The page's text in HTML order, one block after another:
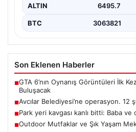
ALTIN 6495.7
BTC 3063821
Son Eklenen Haberler
■GTA 6’nın Oynanış Görüntüleri İlk
Buluşacak
■Avcılar Belediyesi’ne operasyon. 12
■Park yeri kavgası kanlı bitti: Baba ve
■Outdoor Mutfaklar ve Şık Yaşam